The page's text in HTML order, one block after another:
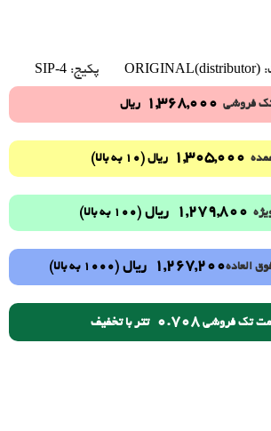
ORIGINAL(distributor) پکیج: SIP-4
فروشی 1,368,000 ریال
1,305,000 ریال (10 به بالا)
1,279,800 ریال (100 به بالا)
العاده1,267,200 ریال (1000 به بالا)
تک فروشی 0.708 تتر با تخفیف